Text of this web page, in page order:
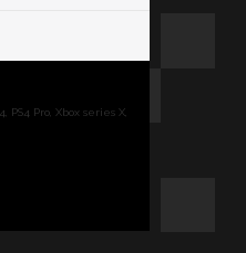
Pro, Xbox series X,